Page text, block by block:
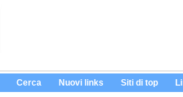
Cerca Nuovi links Siti di top